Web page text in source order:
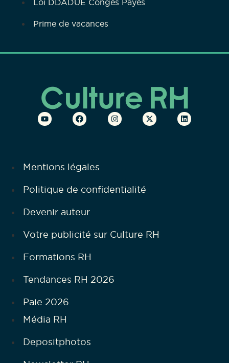
Prime de vacances
Mentions légales
Politique de confidentialité
Devenir auteur
Votre publicité sur Culture RH
Formations RH
Tendances RH 2026
Paie 2026
Média RH
Depositphotos